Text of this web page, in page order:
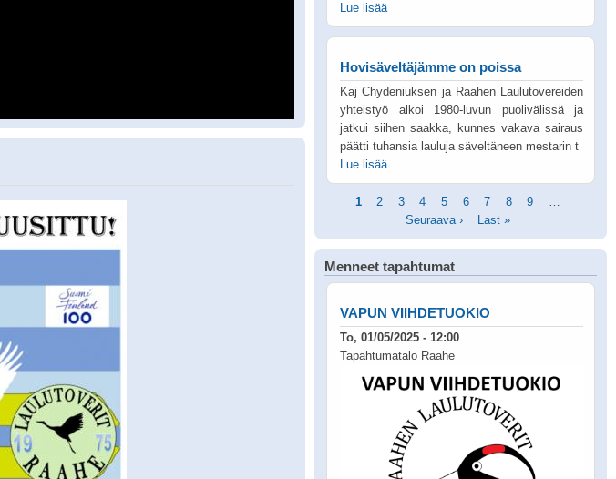
Lue lisää
Hovisäveltäjämme on poissa
Kaj Chydeniuksen ja Raahen Laulutovereiden
yhteistyö alkoi 1980-luvun puolivälissä ja
jatkui siihen saakka, kunnes vakava sairaus
päätti tuhansia lauluja säveltäneen mestarin t
Lue lisää
SivutusTämänhetkinen
1 Sivu
2 Sivu
3 Sivu
4 Sivu
5 Sivu
6 Sivu
7 Sivu
8 Sivu
9 …
Seuraava ›
Viimeinen
sivu
Last »
Menneet tapahtumat
VAPUN VIIHDETUOKIO
To, 01/05/2025 - 12:00
Tapahtumatalo Raahe